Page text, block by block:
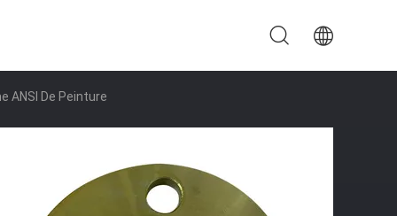
ANSI De Peinture